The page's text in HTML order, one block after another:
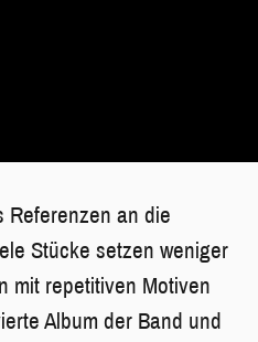
an die
Stücke setzen weniger
mit repetitiven Motiven
Album der Band und